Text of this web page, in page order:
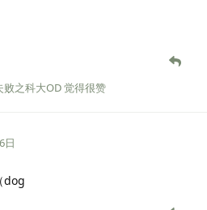
败之科大OD觉得很赞
日
dog